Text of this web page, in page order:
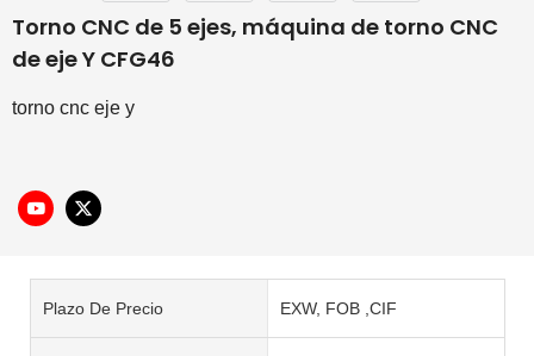
Torno CNC de 5 ejes, máquina de torno CNC
de eje Y CFG46
torno cnc eje y
Plazo De Precio EXW, FOB ,CIF